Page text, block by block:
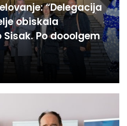
“Delegacija
obiskala
Po dooolgem